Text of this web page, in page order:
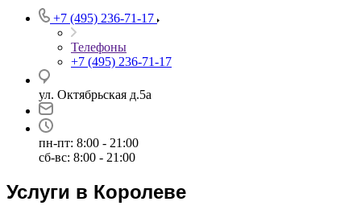
+7 (495) 236-71-17
Телефоны
+7 (495) 236-71-17
ул. Октябрьская д.5а
пн-пт: 8:00 - 21:00
сб-вс: 8:00 - 21:00
Услуги в Королеве